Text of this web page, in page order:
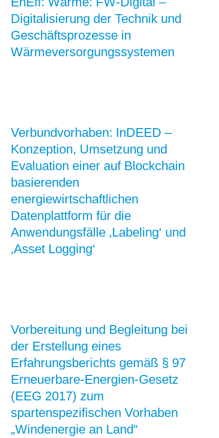
Digitalisierung der Technik und
Geschäftsprozesse in
Wärmeversorgungssystemen
Verbundvorhaben: InDEED –
Konzeption, Umsetzung und
Evaluation einer auf Blockchain
basierenden
energiewirtschaftlichen
Datenplattform für die
Anwendungsfälle ‚Labeling‘ und
‚Asset Logging‘
Vorbereitung und Begleitung bei
der Erstellung eines
Erfahrungsberichts gemäß § 97
Erneuerbare-Energien-Gesetz
(EEG 2017) zum
spartenspezifischen Vorhaben
„Windenergie an Land“